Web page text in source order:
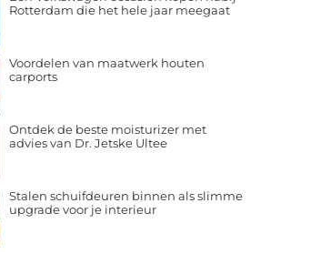
Rotterdam die het hele jaar meegaat
Voordelen van maatwerk houten
carports
Ontdek de beste moisturizer met
advies van Dr. Jetske Ultee
Stalen schuifdeuren binnen als slimme
upgrade voor je interieur